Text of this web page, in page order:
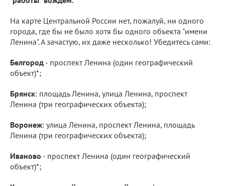
На карте Центральной России нет, пожалуй, ни одного
города, где бы не было хотя бы одного объекта "имени
Ленина". А зачастую, их даже несколько! Убедитесь сами:
Белгород - проспект Ленина (один географический
объект)*;
Брянск: площадь Ленина, улица Ленина, проспект
Ленина (три географических объекта);
Воронеж: улица Ленина, проспект Ленина, площадь
Ленина (три географических объекта);
Иваново - проспект Ленина (один географический
объект)*;